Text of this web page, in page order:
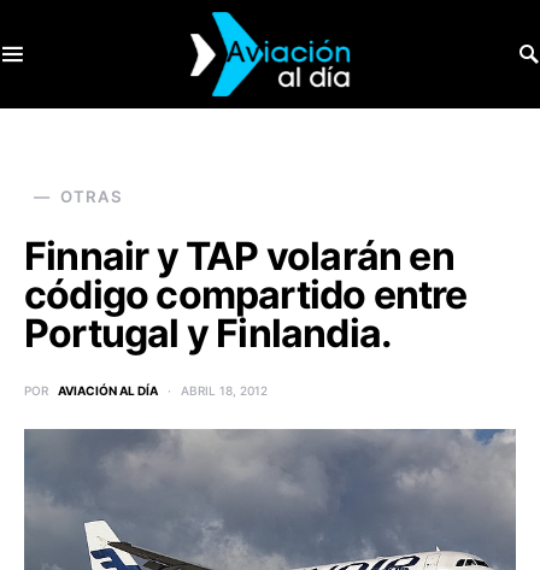
OTRAS
Finnair y TAP volarán en
código compartido entre
Portugal y Finlandia.
POR AVIACIÓN AL DÍA ABRIL 18, 2012